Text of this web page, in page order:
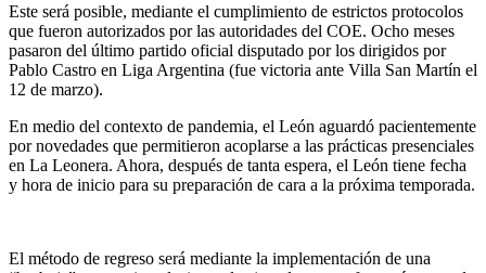
Este será posible, mediante el cumplimiento de estrictos protocolos
que fueron autorizados por las autoridades del COE. Ocho meses
pasaron del último partido oficial disputado por los dirigidos por
Pablo Castro en Liga Argentina (fue victoria ante Villa San Martín el
12 de marzo).
En medio del contexto de pandemia, el León aguardó pacientemente
por novedades que permitieron acoplarse a las prácticas presenciales
en La Leonera. Ahora, después de tanta espera, el León tiene fecha
y hora de inicio para su preparación de cara a la próxima temporada.
El método de regreso será mediante la implementación de una